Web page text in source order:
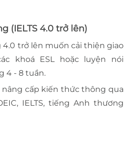
(IELTS 4.0 trở lên)
4.0 trở lên muốn cải thiện giao
khoá ESL hoặc luyện nói
4 - 8 tuần.
nâng cấp kiến thức thông qua
IELTS, tiếng Anh thương